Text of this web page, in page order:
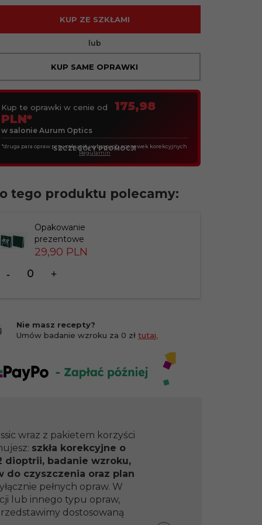
KUP ZE SZKŁAMI
lub
KUP SAME OPRAWKI
Kup te oprawki w cenie od
175,98
PLN*
w salonie Aurum Optics
*druga para opraw przy zakupie wybranych soczewek korekcyjnych
SZCZEGÓŁY PROMOCJI
Regulamin
tego produktu polecamy:
Opakowanie
prezentowe
29,90 PLN
dla
Nie masz recepty?
Umów badanie wzroku za 0 zł tutaj.
wraz z pakietem korzyści
szkła korekcyjne o
dioptrii, badanie wzroku,
do czyszczenia oraz plan
pełnych opraw. W
lub innego typu opraw,
dostosowaną